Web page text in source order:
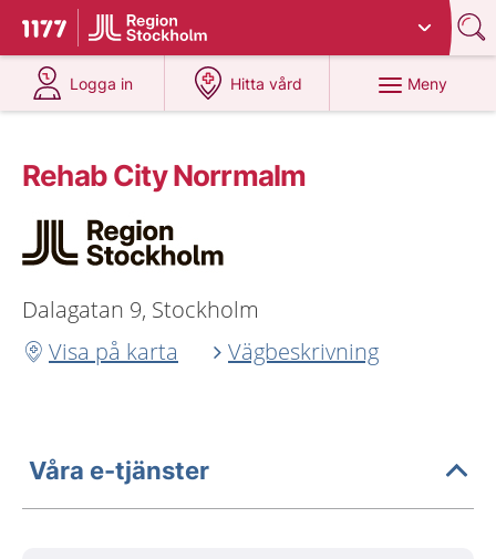
Till startsidan för 1177
Du har valt region
Logga in
på 1177.se
Hitta vård
på 1177.se
Meny
Rehab City Norrmalm
Dalagatan 9, Stockholm
Visa på karta
Vägbeskrivning
Våra e-tjänster